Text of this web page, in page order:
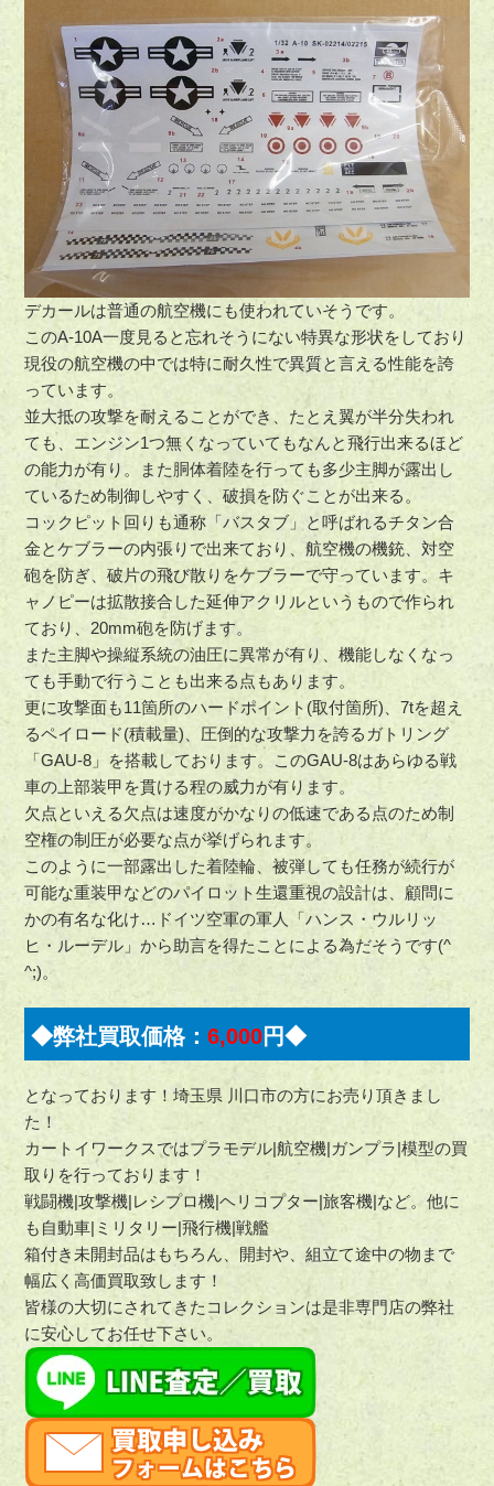
デカールは普通の航空機にも使われていそうです。
このA-10A一度見ると忘れそうにない特異な形状をしており
現役の航空機の中では特に耐久性で異質と言える性能を誇
っています。
並大抵の攻撃を耐えることができ、たとえ翼が半分失われ
ても、エンジン1つ無くなっていてもなんと飛行出来るほど
の能力が有り。また胴体着陸を行っても多少主脚が露出し
ているため制御しやすく、破損を防ぐことが出来る。
コックピット回りも通称「バスタブ」と呼ばれるチタン合
金とケブラーの内張りで出来ており、航空機の機銃、対空
砲を防ぎ、破片の飛び散りをケブラーで守っています。キ
ャノピーは拡散接合した延伸アクリルというもので作られ
ており、20mm砲を防げます。
また主脚や操縦系統の油圧に異常が有り、機能しなくなっ
ても手動で行うことも出来る点もあります。
更に攻撃面も11箇所のハードポイント(取付箇所)、7tを超え
るペイロード(積載量)、圧倒的な攻撃力を誇るガトリング
「GAU-8」を搭載しております。このGAU-8はあらゆる戦
車の上部装甲を貫ける程の威力が有ります。
欠点といえる欠点は速度がかなりの低速である点のため制
空権の制圧が必要な点が挙げられます。
このように一部露出した着陸輪、被弾しても任務が続行が
可能な重装甲などのパイロット生還重視の設計は、顧問に
かの有名な化け…ドイツ空軍の軍人「ハンス・ウルリッ
ヒ・ルーデル」から助言を得たことによる為だそうです(^
^;)。
◆弊社買取価格：6,000円◆
となっております！埼玉県 川口市の方にお売り頂きまし
た！
カートイワークスではプラモデル|航空機|ガンプラ|模型の買
取りを行っております！
戦闘機|攻撃機|レシプロ機|ヘリコプター|旅客機|など。他に
も自動車|ミリタリー|飛行機|戦艦
箱付き未開封品はもちろん、開封や、組立て途中の物まで
幅広く高価買取致します！
皆様の大切にされてきたコレクションは是非専門店の弊社
に安心してお任せ下さい。